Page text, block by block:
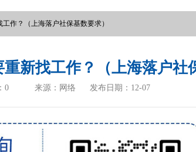
作？（上海落户社保基数要求）
新找工作？（上海落户社
0 来源：网络 发布日期：12-07